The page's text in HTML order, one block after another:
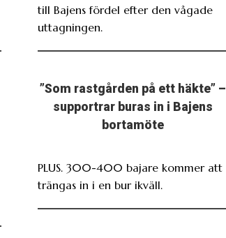
till Bajens fördel efter den vågade
uttagningen.
”Som rastgården på ett häkte” –
supportrar buras in i Bajens
bortamöte
PLUS. 300-400 bajare kommer att
trängas in i en bur ikväll.